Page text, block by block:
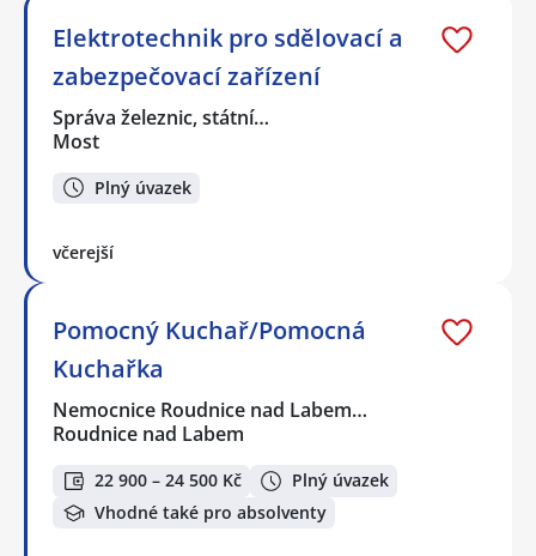
Elektrotechnik pro sdělovací a
zabezpečovací zařízení
Správa železnic, státní…
Most
Plný úvazek
včerejší
Pomocný Kuchař/Pomocná
Kuchařka
Nemocnice Roudnice nad Labem…
Roudnice nad Labem
22 900 – 24 500 Kč
Plný úvazek
Vhodné také pro absolventy